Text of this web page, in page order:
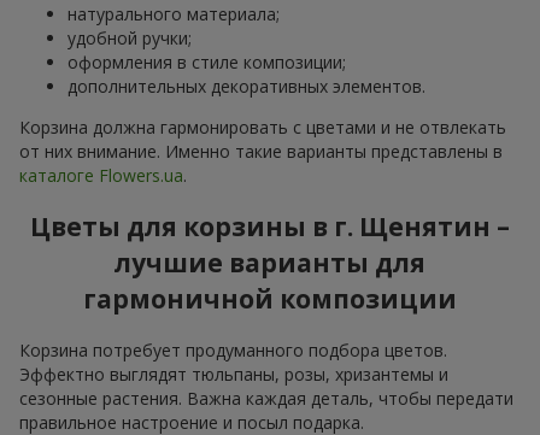
натурального материала;
удобной ручки;
оформления в стиле композиции;
дополнительных декоративных элементов.
Корзина должна гармонировать с цветами и не отвлекать
от них внимание. Именно такие варианты представлены в
каталоге Flowers.ua.
Цветы для корзины в г. Щенятин –
лучшие варианты для
гармоничной композиции
Корзина потребует продуманного подбора цветов.
Эффектно выглядят тюльпаны, розы, хризантемы и
сезонные растения. Важна каждая деталь, чтобы передати
правильное настроение и посыл подарка.